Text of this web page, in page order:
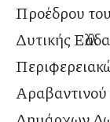
Προέδρου
Δυτικής